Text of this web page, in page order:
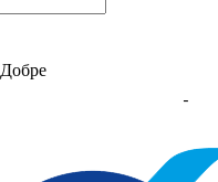
Добре